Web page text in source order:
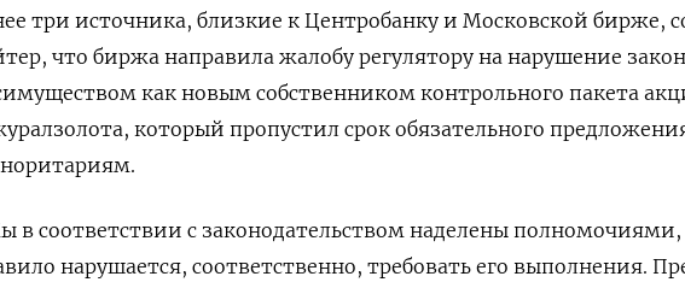
три источника, близкие к Центробанку и Московской бирже,
что биржа направила жалобу регулятору на нарушение
как новым собственником контрольного пакета
который пропустил срок обязательного
в соответствии с законодательством наделены полномочиями,
нарушается, соответственно, требовать его выполнения.